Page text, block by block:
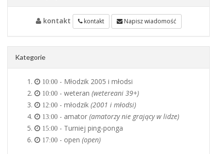
kontakt kontakt Napisz wiadomość
Kategorie
10:00 - Młodzik 2005 i młodsi
10:00 - weteran (wetereani 39+)
12:00 - młodzik (2001 i młodsi)
13:00 - amator (amatorzy nie grający w lidze)
15:00 - Turniej ping-ponga
17:00 - open (open)